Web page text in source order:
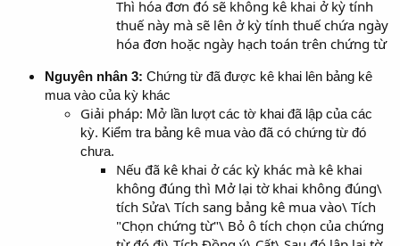
Thì hóa đơn đó sẽ không kê khai ở kỳ tính
thuế này mà sẽ lên ở kỳ tính thuế chứa ngày
hóa đơn hoặc ngày hạch toán trên chứng từ
Nguyên nhân 3: Chứng từ đã được kê khai lên bảng kê
mua vào của kỳ khác
Giải pháp: Mở lần lượt các tờ khai đã lập của các
kỳ. Kiểm tra bảng kê mua vào đã có chứng từ đó
chưa.
Nếu đã kê khai ở các kỳ khác mà kê khai
không đúng thì Mở lại tờ khai không đúng\
tích Sửa\ Tích sang bảng kê mua vào\ Tích
"Chọn chứng từ"\ Bỏ ô tích chọn của chứng